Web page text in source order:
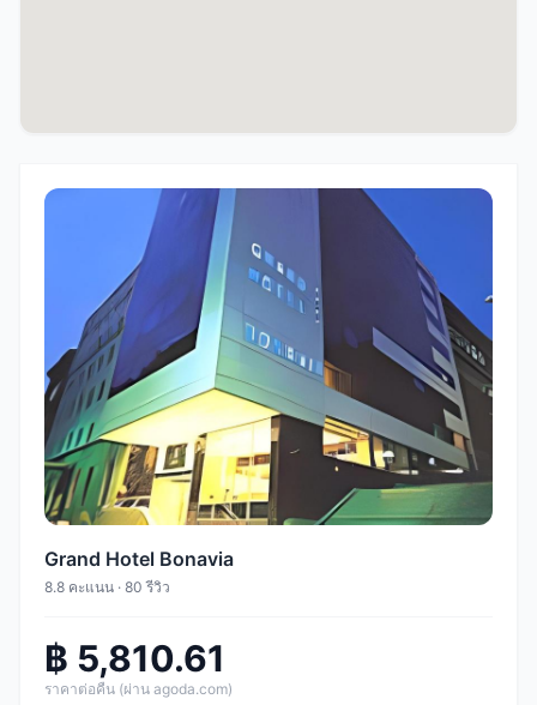
Grand Hotel Bonavia
8.8 คะแนน · 80 รีวิว
฿ 5,810.61
ราคาต่อคืน (ผ่าน agoda.com)